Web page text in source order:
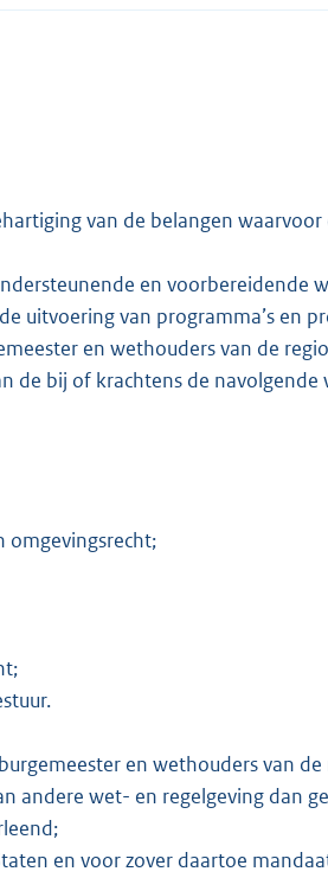
van de belangen
en voorbereidende
uitvoering van programma’s en
en wethouders van de
de bij of krachtens de
omgevingsrecht;
en wethouders van
andere wet- en regelgeving dan
en voor zover daartoe